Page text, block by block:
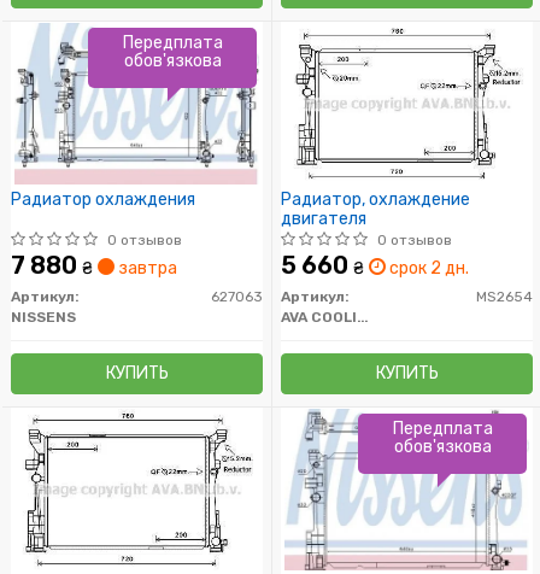
Радиатор охлаждения
0 отзывов
7 880 ₴ завтра
Артикул:
627063
NISSENS
КУПИТЬ
Передплата
обов'язкова
Радиатор, охлаждение
двигателя
0 отзывов
5 660 ₴ срок 2 дн.
Артикул:
MS2654
AVA COOLING
КУПИТЬ
Передплата
обов'язкова